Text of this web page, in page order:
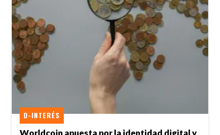
D-INTERÉS